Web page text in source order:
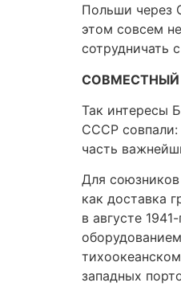
Польши через
этом совсем
сотрудничать
СОВМЕСТНЫЙ
Так интересы
СССР совпали:
часть
Для
как доставка
в августе
западных